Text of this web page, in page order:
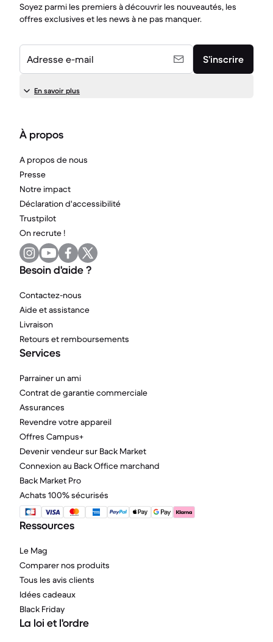
Soyez parmi les premiers à découvrir les nouveautés, les
offres exclusives et les news à ne pas manquer.
Adresse e-mail S’inscrire
En savoir plus
À propos
A propos de nous
Presse
Notre impact
Déclaration d'accessibilité
Trustpilot
On recrute !
Besoin d'aide ?
Contactez-nous
Aide et assistance
Livraison
Retours et remboursements
Services
Parrainer un ami
Contrat de garantie commerciale
Assurances
Revendre votre appareil
Offres Campus+
Devenir vendeur sur Back Market
Connexion au Back Office marchand
Back Market Pro
Achats 100% sécurisés
Ressources
Le Mag
Comparer nos produits
Tous les avis clients
Idées cadeaux
Black Friday
La loi et l'ordre